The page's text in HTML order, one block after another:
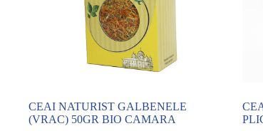
CEAI NATURIST GALBENELE
(VRAC) 50GR BIO CAMARA